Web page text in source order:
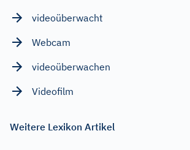
videoüberwacht
Webcam
videoüberwachen
Videofilm
Weitere Lexikon Artikel